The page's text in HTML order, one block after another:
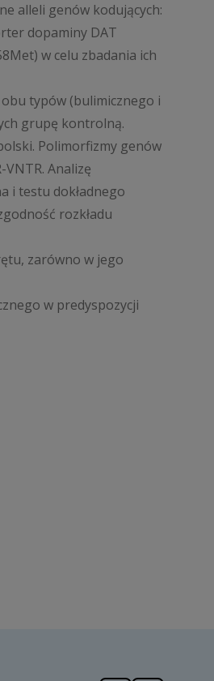
alleli genów kodujących:
dopaminy DAT
w celu zbadania ich
typów (bulimicznego i
grupę kontrolną.
Polimorfizmy genów
VNTR. Analizę
i testu dokładnego
rozkładu
zarówno w jego
w predyspozycji